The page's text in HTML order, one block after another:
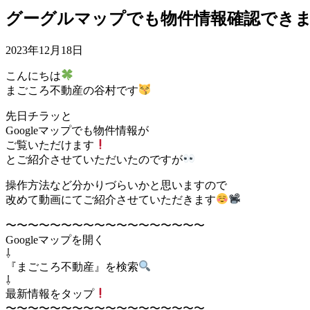
グーグルマップでも物件情報確認でき
2023年12月18日
こんにちは
まごころ不動産の谷村です
先日チラッと
Googleマップでも物件情報が
ご覧いただけます
とご紹介させていただいたのですが
操作方法など分かりづらいかと思いますので
改めて動画にてご紹介させていただきます
〜〜〜〜〜〜〜〜〜〜〜〜〜〜〜〜〜〜
Googleマップを開く
⇩
『まごころ不動産』を検索
⇩
最新情報をタップ